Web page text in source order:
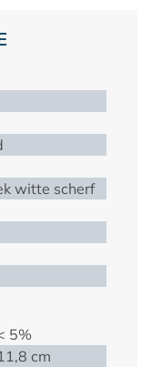
witte scherf
5%
cm